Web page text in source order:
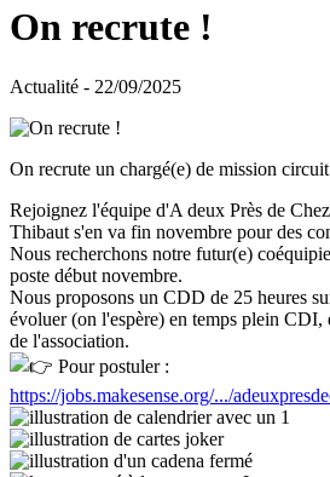
On recrute !
Actualité - 22/09/2025
On recrute un chargé(e) de mission
Rejoignez l'équipe d'A deux Près de
Thibaut s'en va fin novembre pour des
Nous recherchons notre futur(e)
poste début novembre.
Nous proposons un CDD de 25 heures
évoluer (on l'espère) en temps plein
de l'association.
Pour postuler :
https://jobs.makesense.org/.../